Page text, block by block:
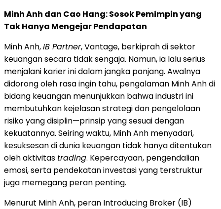
Minh Anh dan Cao Hang: Sosok Pemimpin yang
Tak Hanya Mengejar Pendapatan
Minh Anh,IB Partner, Vantage, berkiprah di sektor
keuangan secara tidak sengaja. Namun, ia lalu serius
menjalani karier ini dalam jangka panjang. Awalnya
didorong oleh rasa ingin tahu, pengalaman Minh Anh di
bidang keuangan menunjukkan bahwa industri ini
membutuhkan kejelasan strategi dan pengelolaan
risiko yang disiplin—prinsip yang sesuai dengan
kekuatannya. Seiring waktu, Minh Anh menyadari,
kesuksesan di dunia keuangan tidak hanya ditentukan
oleh aktivitas trading. Kepercayaan, pengendalian
emosi, serta pendekatan investasi yang terstruktur
juga memegang peran penting.
Menurut Minh Anh, peran Introducing Broker (IB)